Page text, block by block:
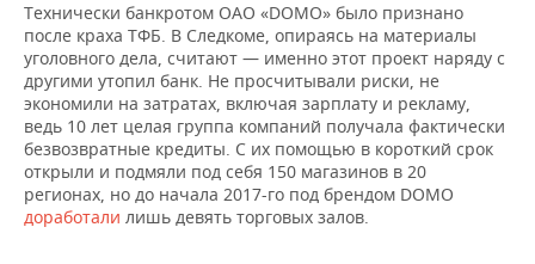
Технически банкротом ОАО «DOMO» было признано
после краха ТФБ. В Следкоме, опираясь на материалы
уголовного дела, считают — именно этот проект наряду с
другими утопил банк. Не просчитывали риски, не
экономили на затратах, включая зарплату и рекламу,
ведь 10 лет целая группа компаний получала фактически
безвозвратные кредиты. С их помощью в короткий срок
открыли и подмяли под себя 150 магазинов в 20
регионах, но до начала 2017-го под брендом DOMO
доработали лишь девять торговых залов.